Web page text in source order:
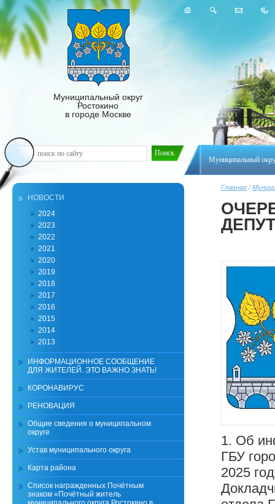
Муниципальный
Муниципальный округ
Ростокино
в городе Москве
Главная /
1. Об
ГБУ
2025
НОВОСТИ
2024
2023
2022
2021
2020
2019
2018
2017
2016
2015
2014
2013
ИНФОРМАЦИОННОЕ СООБЩЕНИЕ
ДЛЯ ЖИТЕЛЕЙ. ЭТО ВАЖНО ЗНАТЬ!
КОРОНАВИРУС
РЕНОВАЦИЯ
Общие сведения о муниципальном
округе
Устав муниципального округа
Карта района
Список награжденных Почётным
знаком «Почётный житель